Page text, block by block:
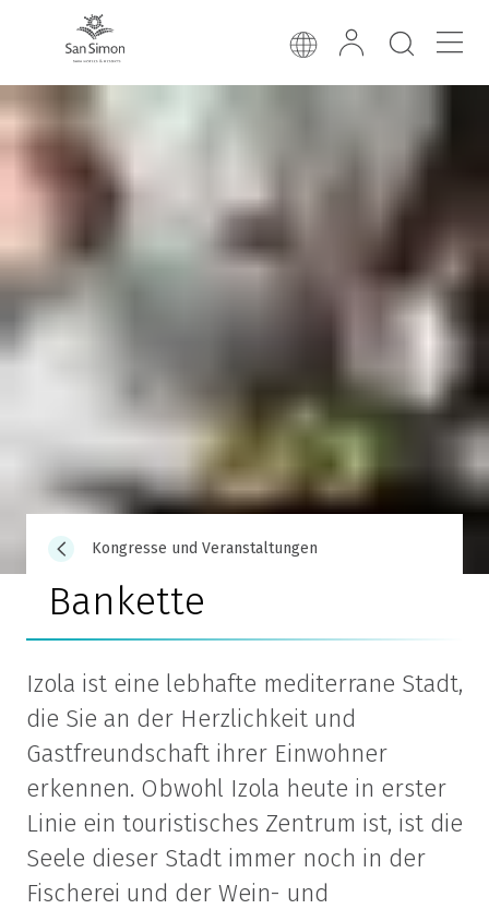
Kongresse und Veranstaltungen
Bankette
Izola ist eine lebhafte mediterrane Stadt,
die Sie an der Herzlichkeit und
Gastfreundschaft ihrer Einwohner
erkennen. Obwohl Izola heute in erster
Linie ein touristisches Zentrum ist, ist die
Seele dieser Stadt immer noch in der
Fischerei und der Wein- und